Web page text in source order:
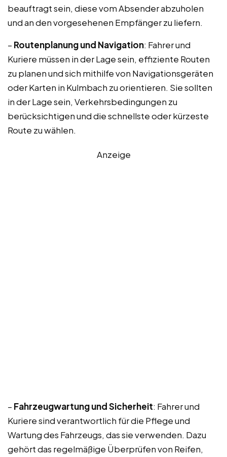
beauftragt sein, diese vom Absender abzuholen
und an den vorgesehenen Empfänger zu liefern.
– Routenplanung und Navigation: Fahrer und
Kuriere müssen in der Lage sein, effiziente Routen
zu planen und sich mithilfe von Navigationsgeräten
oder Karten in Kulmbach zu orientieren. Sie sollten
in der Lage sein, Verkehrsbedingungen zu
berücksichtigen und die schnellste oder kürzeste
Route zu wählen.
Anzeige
– Fahrzeugwartung und Sicherheit: Fahrer und
Kuriere sind verantwortlich für die Pflege und
Wartung des Fahrzeugs, das sie verwenden. Dazu
gehört das regelmäßige Überprüfen von Reifen,